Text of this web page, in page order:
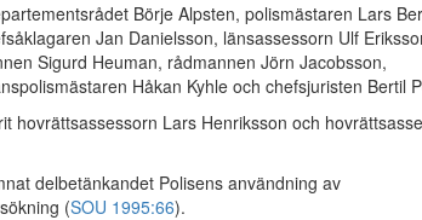
Börje Alpsten, polismästaren Lars
Jan Danielsson, länsassessorn Ulf
Sigurd Heuman, rådmannen Jörn Jacobsson,
Håkan Kyhle och chefsjuristen Bertil
hovrättsassessorn Lars Henriksson och
delbetänkandet Polisens användning av
(SOU 1995:66).